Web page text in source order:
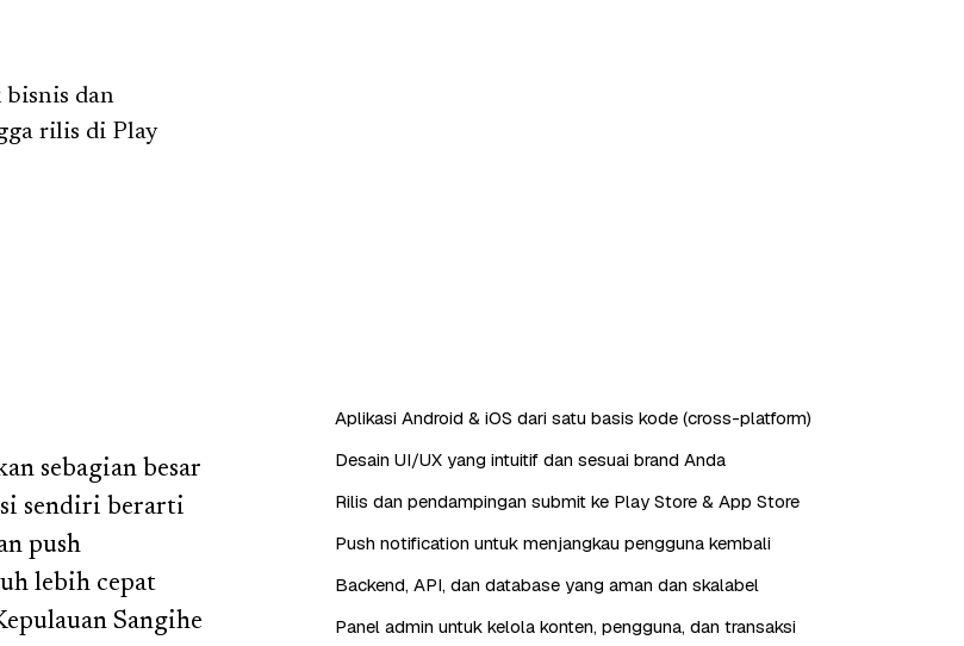
bisnis dan
rilis di Play
sebagian besar
sendiri berarti
push
lebih cepat
Sangihe
Aplikasi Android & iOS dari satu basis kode (cross-platform)
Desain UI/UX yang intuitif dan sesuai brand Anda
Rilis dan pendampingan submit ke Play Store & App Store
Push notification untuk menjangkau pengguna kembali
Backend, API, dan database yang aman dan skalabel
Panel admin untuk kelola konten, pengguna, dan transaksi